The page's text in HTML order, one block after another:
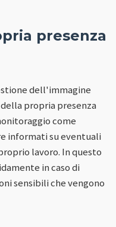
presenza
dell'immagine
propria presenza
come
informati su eventuali
lavoro. In questo
in caso di
sensibili che vengono